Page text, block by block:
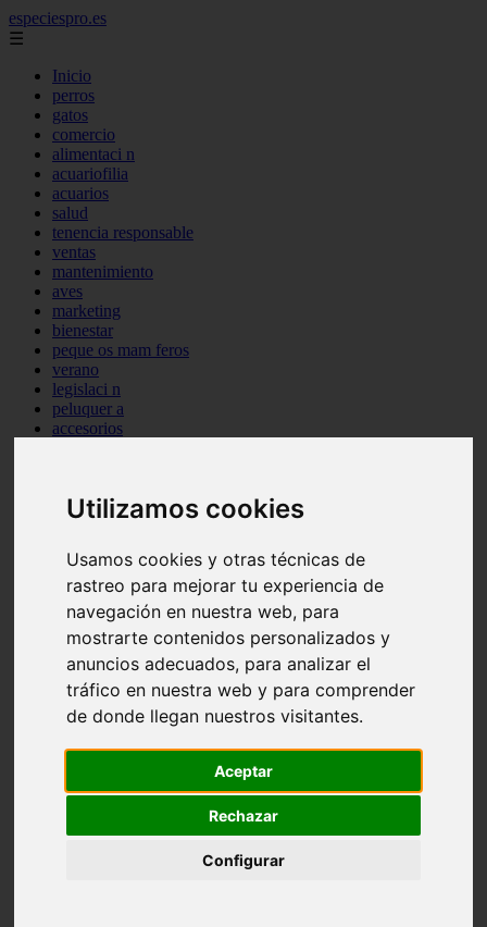
Utilizamos cookies
Usamos cookies y otras técnicas de
rastreo para mejorar tu experiencia de
navegación en nuestra web, para
mostrarte contenidos personalizados y
anuncios adecuados, para analizar el
tráfico en nuestra web y para comprender
de donde llegan nuestros visitantes.
Aceptar
Rechazar
Configurar
especiespro.es
☰
Inicio
perros
gatos
comercio
alimentaci n
acuariofilia
acuarios
salud
tenencia responsable
ventas
mantenimiento
aves
marketing
bienestar
peque os mam feros
verano
legislaci n
peluquer a
accesorios
comportamiento
abandono
adopci n
ferias
higiene
snacks
acuario
iberzoo propet
comercios
estanques
navidad
terapia asistida